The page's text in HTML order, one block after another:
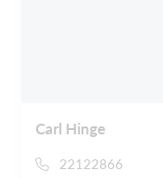
Carl Hinge
22122866